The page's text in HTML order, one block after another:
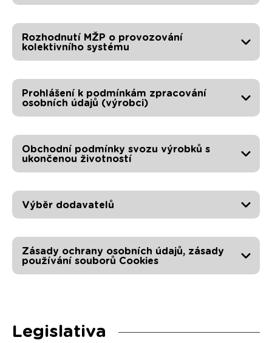
Rozhodnutí MŽP o provozování
kolektivního systému
Prohlášení k podmínkám zpracování
osobních údajů (výrobci)
Obchodní podmínky svozu výrobků s
ukončenou životností
Výběr dodavatelů
Zásady ochrany osobních údajů, zásady
používání souborů Cookies
Legislativa